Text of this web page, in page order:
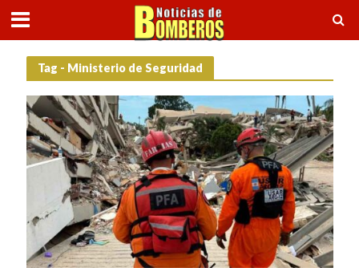
Tag - Ministerio de Seguridad